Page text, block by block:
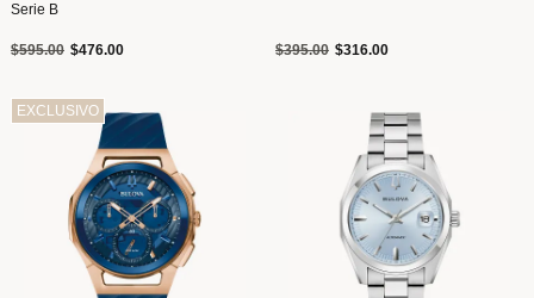
Serie B
Precio reducido de
$595.00a$476.00 Precio reducido de
$395.00a$316.00
EXCLUSIVO